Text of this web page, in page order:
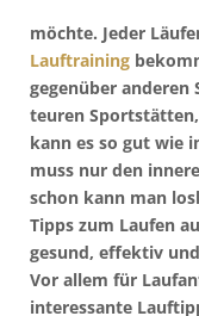
möchte. Jeder
Lauftraining
gegenüber
teuren
kann es so gut wie
muss nur den
schon kann man
Tipps zum Laufen
gesund, effektiv
Vor allem für
interessante